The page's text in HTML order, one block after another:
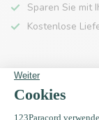
Sparen Sie mit
Kostenlose
Eigenschaften